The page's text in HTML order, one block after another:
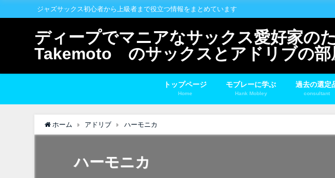
ジャズサックス初心者から上級者まで役立つ情報をまとめています
ディープでマニアなサックス愛好家
Takemoto のサックスとアドリブの部
トップページ
Home
モブレーに学ぶ
Hank Mobley
過去の選定
consultant
ホーム アドリブ ハーモニカ
ハーモニカ